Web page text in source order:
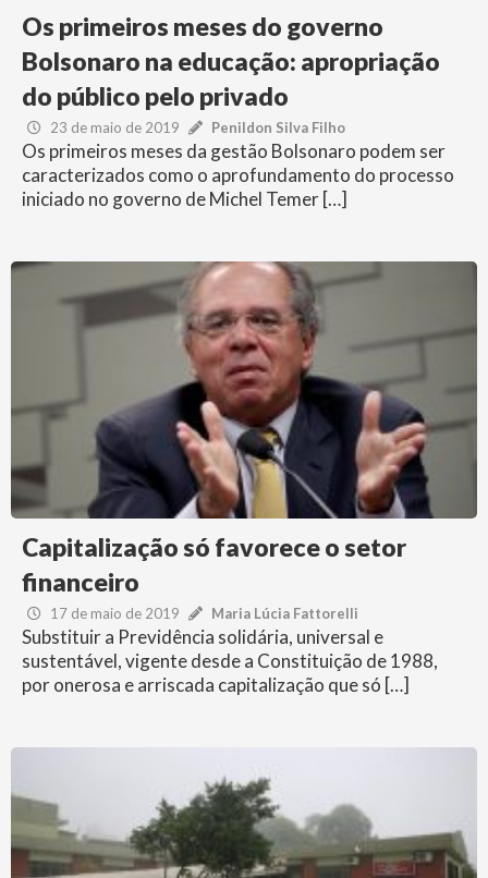
Os primeiros meses do governo
Bolsonaro na educação: apropriação
do público pelo privado
23 de maio de 2019 Penildon Silva Filho
Os primeiros meses da gestão Bolsonaro podem ser
caracterizados como o aprofundamento do processo
iniciado no governo de Michel Temer […]
Capitalização só favorece o setor
financeiro
17 de maio de 2019 Maria Lúcia Fattorelli
Substituir a Previdência solidária, universal e
sustentável, vigente desde a Constituição de 1988,
por onerosa e arriscada capitalização que só […]